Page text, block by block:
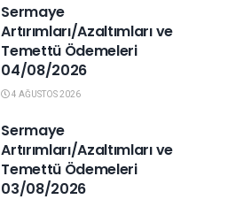
Sermaye
Artırımları/Azaltımları ve
Temettü Ödemeleri
04/08/2026
4 AĞUSTOS 2026
Sermaye
Artırımları/Azaltımları ve
Temettü Ödemeleri
03/08/2026